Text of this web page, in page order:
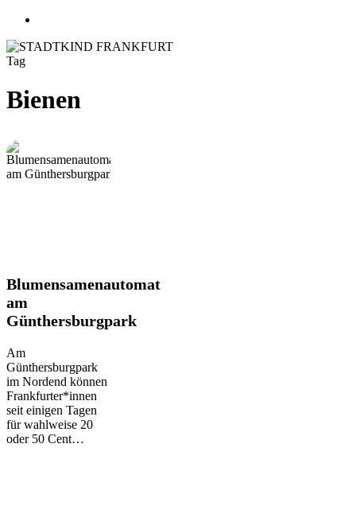
Tag
Bienen
Blumensamenautomat
Günthersburgpark
Blumensamenautomat
am
Günthersburgpark
Am
Günthersburgpark
im Nordend können
Frankfurter*innen
seit einigen Tagen
für wahlweise 20
oder 50 Cent…